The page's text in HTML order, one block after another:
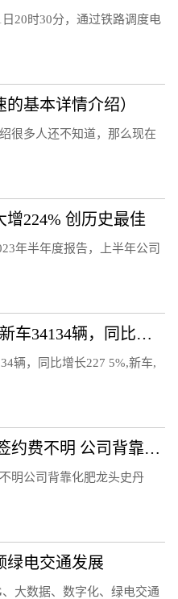
20时30分，通过铁路调度电
基本详情介绍）
很多人还不知道，那么现在
224% 创历史最佳
年半年度报告，上半年公司
理想汽车：7月共计交付新车34134辆，同比增长227.5%
辆，同比增长227 5%,新车,
贵州一白酒签梅西代言 签约费不明 公司背靠化肥龙头史丹利
明公司背靠化肥龙头史丹
绿电交通发展
大数据、数字化、绿电交通